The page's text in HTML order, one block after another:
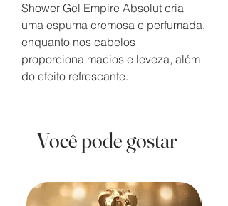
Shower Gel Empire Absolut cria
uma espuma cremosa e perfumada,
enquanto nos cabelos
proporciona macios e leveza, além
do efeito refrescante.
Você pode gostar